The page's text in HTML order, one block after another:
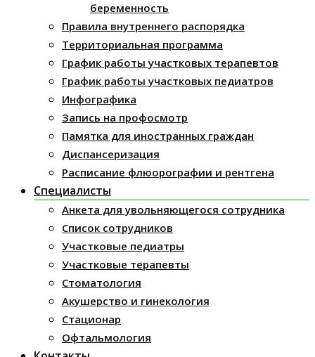
беременность
Правила внутреннего распорядка
Территориальная программа
График работы участковых терапевтов
График работы участковых педиатров
Инфографика
Запись на профосмотр
Памятка для иностранных граждан
Диспансеризация
Расписание флюорографии и рентгена
Специалисты
Анкета для увольняющегося сотрудника
Список сотрудников
Участковые педиатры
Участковые терапевты
Стоматология
Акушерство и гинекология
Стационар
Офтальмология